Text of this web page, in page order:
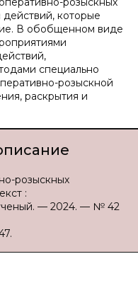
которые
В обобщенном виде
специально
розыскной
раскрытия и
розыскных
:
— 2024. — № 42